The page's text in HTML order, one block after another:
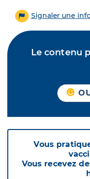
Signaler une
Le contenu
Vous
Vous recevez